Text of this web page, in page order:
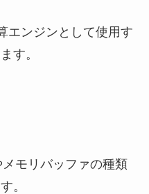
エンジンとして使用す
す。
モリバッファの種類
。